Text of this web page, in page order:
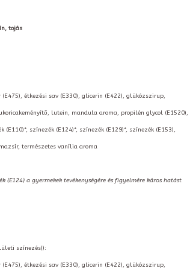
tojás
étkezési sav (E330), glicerin (E422), glükózszirup,
lutein, mandula aroma, propilén glycol (E1520),
színezék (E124)*, színezék (E129)*, színezék (E153),
természetes vanília aroma
(E124) a gyermekek tevékenységére és figyelmére káros hatást
színezés)):
étkezési sav (E330), glicerin (E422), glükózszirup,